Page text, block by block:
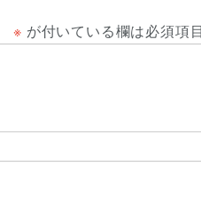
※ が付いている欄は必須項